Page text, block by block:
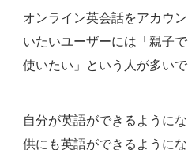
オンライン英会話をアカウ
いたいユーザーには「親子
使いたい」という人が多いで
自分が英語ができるように
供にも英語ができるように